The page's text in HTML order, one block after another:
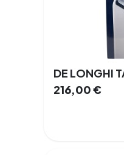
216,00€